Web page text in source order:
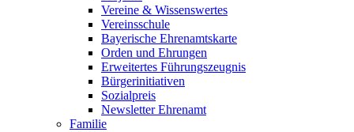
Vereine & Wissenswertes
Vereinsschule
Bayerische Ehrenamtskarte
Orden und Ehrungen
Erweitertes Führungszeugnis
Bürgerinitiativen
Sozialpreis
Newsletter Ehrenamt
Familie